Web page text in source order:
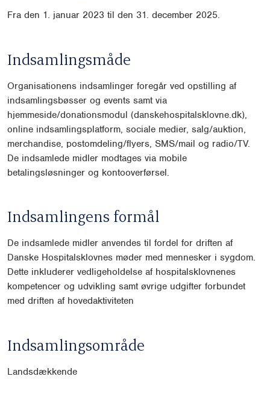
Fra den 1. januar 2023 til den 31. december 2025.
Indsamlingsmåde
Organisationens indsamlinger foregår ved opstilling af
indsamlingsbøsser og events samt via
hjemmeside/donationsmodul (danskehospitalsklovne.dk),
online indsamlingsplatform, sociale medier, salg/auktion,
merchandise, postomdeling/flyers, SMS/mail og radio/TV.
De indsamlede midler modtages via mobile
betalingsløsninger og kontooverførsel.
Indsamlingens formål
De indsamlede midler anvendes til fordel for driften af
Danske Hospitalsklovnes møder med mennesker i sygdom.
Dette inkluderer vedligeholdelse af hospitalsklovnenes
kompetencer og udvikling samt øvrige udgifter forbundet
med driften af hovedaktiviteten
Indsamlingsområde
Landsdækkende